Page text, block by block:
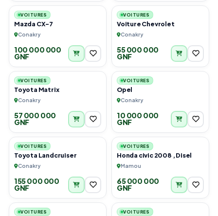
VOITURES
Mazda CX-7
Conakry
100 000 000
GNF
VOITURES
Voiture Chevrolet
Conakry
55 000 000
GNF
6
VOITURES
Toyota Matrix
Conakry
57 000 000
GNF
6
VOITURES
Opel
Conakry
10 000 000
GNF
6
VOITURES
Toyota Landcruiser
Conakry
155 000 000
GNF
4
VOITURES
Honda civic 2008 , Disel
Mamou
65 000 000
GNF
4
VOITURES
5
VOITURES